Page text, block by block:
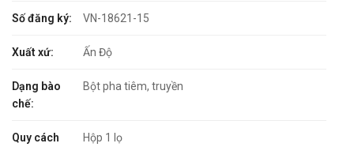
Số đăng ký: VN-18621-15
Xuất xứ: Ấn Độ
Dạng bào
chế:
Bột pha tiêm, truyền
Quy cách
Hộp 1 lọ